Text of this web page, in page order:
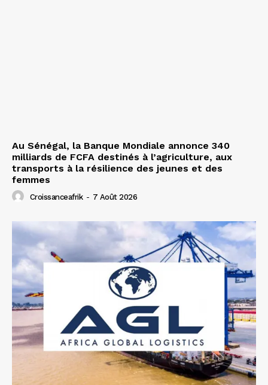
Au Sénégal, la Banque Mondiale annonce 340
milliards de FCFA destinés à l’agriculture, aux
transports à la résilience des jeunes et des
femmes
Croissanceafrik - 7 Août 2026